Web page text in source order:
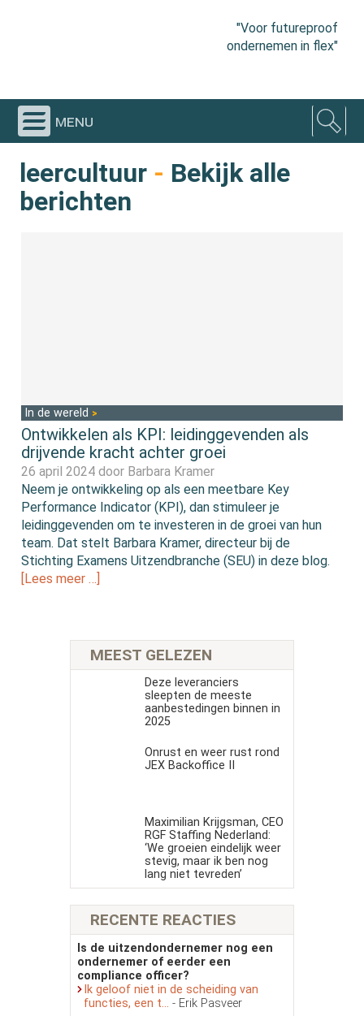
"Voor futureproof
ondernemen in flex"
menu
leercultuur - Bekijk alle
berichten
In de wereld
Ontwikkelen als KPI: leidinggevenden als
drijvende kracht achter groei
26 april 2024 door Barbara Kramer
Neem je ontwikkeling op als een meetbare Key
Performance Indicator (KPI), dan stimuleer je
leidinggevenden om te investeren in de groei van hun
team. Dat stelt Barbara Kramer, directeur bij de
Stichting Examens Uitzendbranche (SEU) in deze blog.
[Lees meer …]
MEEST GELEZEN
Deze leveranciers
sleepten de meeste
aanbestedingen binnen in
2025
Onrust en weer rust rond
JEX Backoffice II
Maximilian Krijgsman, CEO
RGF Staffing Nederland:
‘We groeien eindelijk weer
stevig, maar ik ben nog
lang niet tevreden’
RECENTE REACTIES
Is de uitzendondernemer nog een
ondernemer of eerder een
compliance officer?
Ik geloof niet in de scheiding van
functies, een t... - Erik Pasveer